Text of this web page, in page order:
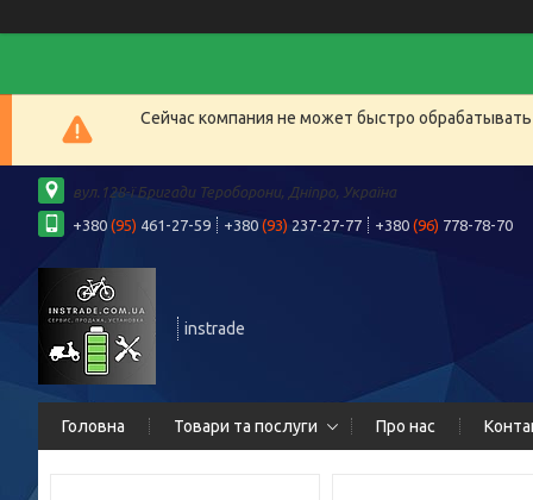
Сейчас компания не может быстро
вул.128-ї Бригади Тероборони, Дніпро, Україна
+380 (95) 461-27-59 +380 (93) 237-27-77 +380 (96) 778-78-70
instrade
Головна Товари та послуги Про нас